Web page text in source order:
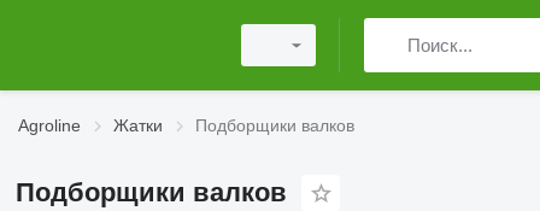
Agroline Жатки Подборщики валков
Подборщики валков